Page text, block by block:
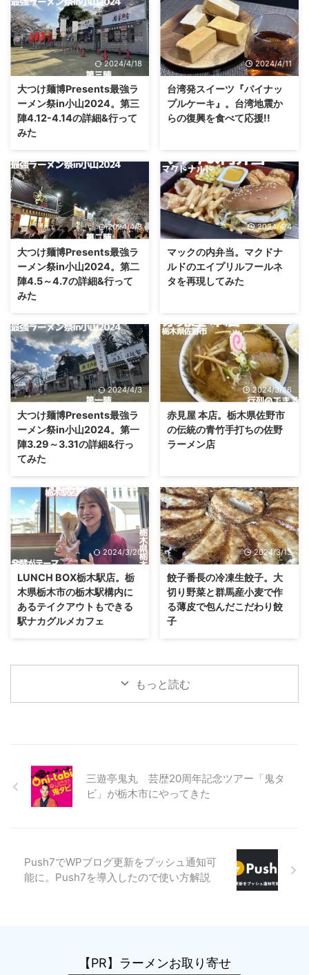
2024/4/18
大つけ麺博Presents最強ラ
ーメン祭in小山2024。第三
陣4.12-4.14の詳細&行って
みた
2024/4/11
台湾発スイーツ『パイナッ
プルケーキ』。台湾地震か
らの復興を食べて応援!!
2024/4/8
大つけ麺博Presents最強ラ
ーメン祭in小山2024。第二
陣4.5～4.7の詳細&行って
みた
2024/4/4
マックの内弁当。マクドナ
ルドのエイプリルフールネ
タを再現してみた
2024/4/3
大つけ麺博Presents最強ラ
ーメン祭in小山2024。第一
陣3.29～3.31の詳細&行っ
てみた
2024/3/26
赤見屋 本店。栃木県佐野市
の伝統の青竹手打ちの佐野
ラーメン店
2024/3/20
LUNCH BOX栃木駅店。栃
木県栃木市の栃木駅構内に
あるテイクアウトもできる
駅ナカグルメカフェ
2024/3/13
餃子番長の冷凍生餃子。大
切り野菜と群馬産小麦で作
る薄皮で包んだこだわり餃
子
もっと読む
三遊亭鬼丸 芸歴20周年記念ツアー「鬼タ
ビ」が栃木市にやってきた
Push7でWPブログ更新をプッシュ通知可
能に。Push7を導入したので使い方解説
【PR】ラーメンお取り寄せ